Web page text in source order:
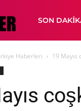
SON
Haberleri 19 Mayıs